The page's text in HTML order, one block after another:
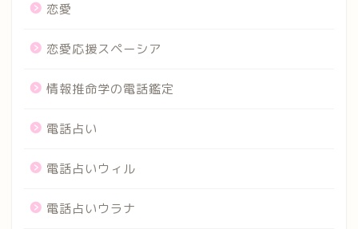
恋愛
恋愛応援スペーシア
情報推命学の電話鑑定
電話占い
電話占いウィル
電話占いウラナ